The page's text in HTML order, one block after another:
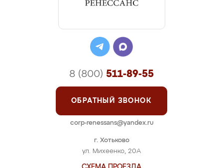
г. Хотьково
ул. Михеенко, 20А
8 (800) 511-89-55
ОБРАТНЫЙ ЗВОНОК
corp-renessans@yandex.ru